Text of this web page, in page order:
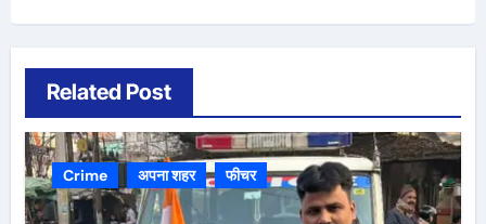
Related Post
Crime अपना शहर फीचर